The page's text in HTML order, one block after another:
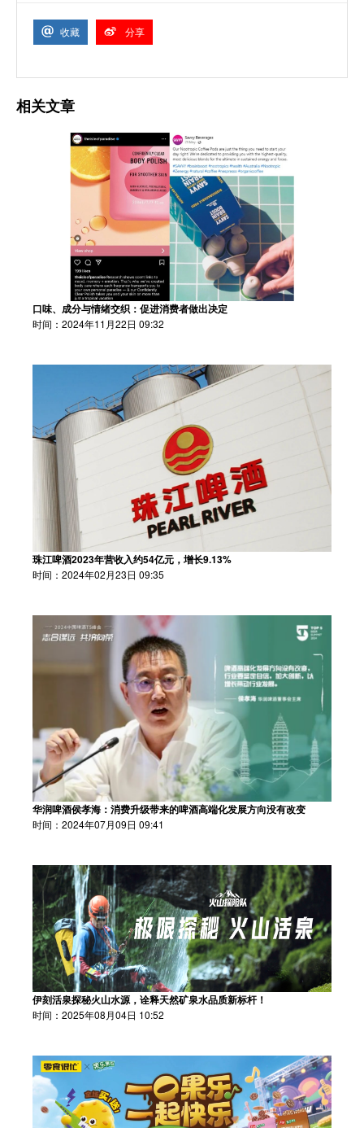
收藏 分享
相关文章
口味、成分与情绪交织：促进消费者做出决定
时间：2024年11月22日 09:32
珠江啤酒2023年营收入约54亿元，增长9.13%
时间：2024年02月23日 09:35
华润啤酒侯孝海：消费升级带来的啤酒高端化发展方向没有改变
时间：2024年07月09日 09:41
伊刻活泉探秘火山水源，诠释天然矿泉水品质新标杆！
时间：2025年08月04日 10:52